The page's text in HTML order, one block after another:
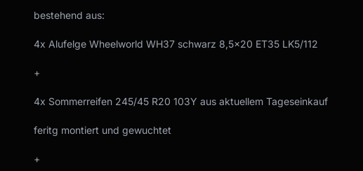
bestehend aus:
4x Alufelge Wheelworld WH37 schwarz 8,5x20 ET35 LK5/112
+
4x Sommerreifen 245/45 R20 103Y aus aktuellem Tageseinkauf
feritg montiert und gewuchtet
+